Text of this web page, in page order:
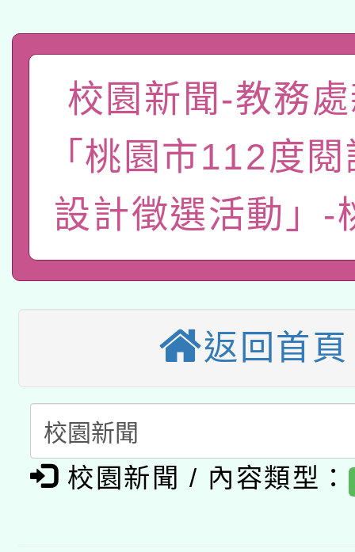
關事宜
轉知教育部國民及學前
國立臺灣師範大學辦
年度健康促進學校輔導
業成長研習」實施計畫
函轉國家教育研究院
族教育國際趨勢與發展
轉知教育部國民及學前
新北市政府教育局辦
師專業成長研習實施計
方素養工作坊新北場」
函轉國立臺灣師範大學
族語言臺北學習中心
轉知有關國立成功大學
件」活動簡章
教育部國民及學前教
年度COVID-19疫苗接
接種對象擴大為「滿6
月28日止
轉知經濟部水利署委託
業技術研究院辦理「
用水績優單位及節水達
動」
桃園市孔廟祈福系列
開 智慧啟航」
2026年桃園地景藝術
「2026桃園藝術巡演
關事宜
轉知教育部國民及學前
國立臺灣師範大學辦
函轉國家教育研究院中
校園新聞-教務
「桃園市112度
設計徵選活動」-
返回首頁
校園新聞 / 內容類型：